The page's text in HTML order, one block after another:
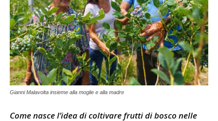
Gianni Malavolta insieme alla moglie e alla madre
Come nasce l’idea di coltivare frutti di bosco nelle